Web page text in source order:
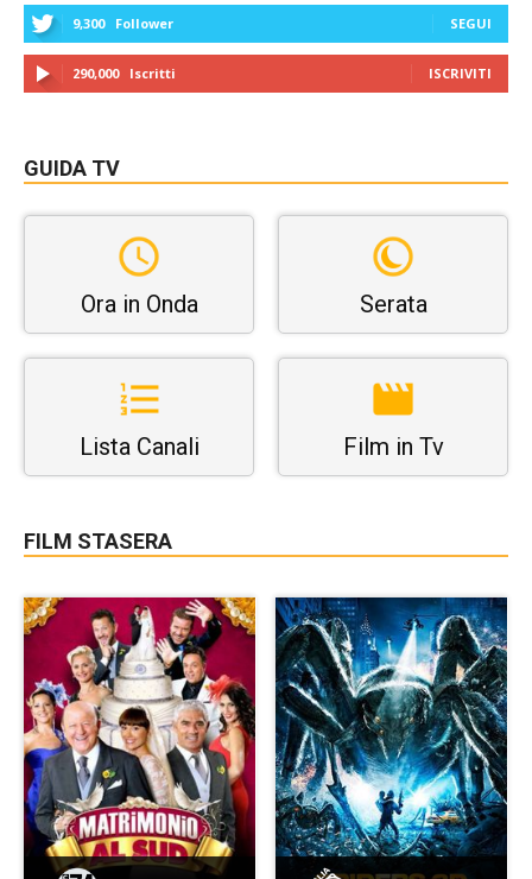
9,300 Follower SEGUI
290,000 Iscritti ISCRIVITI
GUIDA TV
Ora in Onda Serata
Lista Canali Film in Tv
FILM STASERA